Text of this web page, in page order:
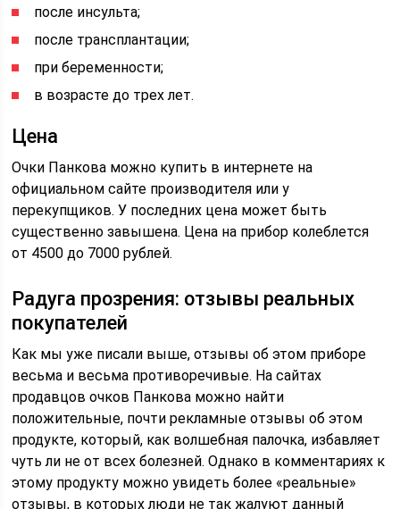
после инсульта;
после трансплантации;
при беременности;
в возрасте до трех лет.
Цена
Очки Панкова можно купить в интернете на
официальном сайте производителя или у
перекупщиков. У последних цена может быть
существенно завышена. Цена на прибор колеблется
от 4500 до 7000 рублей.
Радуга прозрения: отзывы реальных
покупателей
Как мы уже писали выше, отзывы об этом приборе
весьма и весьма противоречивые. На сайтах
продавцов очков Панкова можно найти
положительные, почти рекламные отзывы об этом
продукте, который, как волшебная палочка, избавляет
чуть ли не от всех болезней. Однако в комментариях к
этому продукту можно увидеть более «реальные»
отзывы, в которых люди не так жалуют данный